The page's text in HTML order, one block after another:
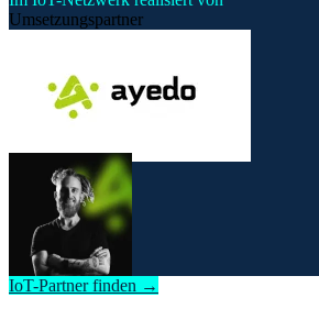
Umsetzungspartner
IoT-Partner finden →